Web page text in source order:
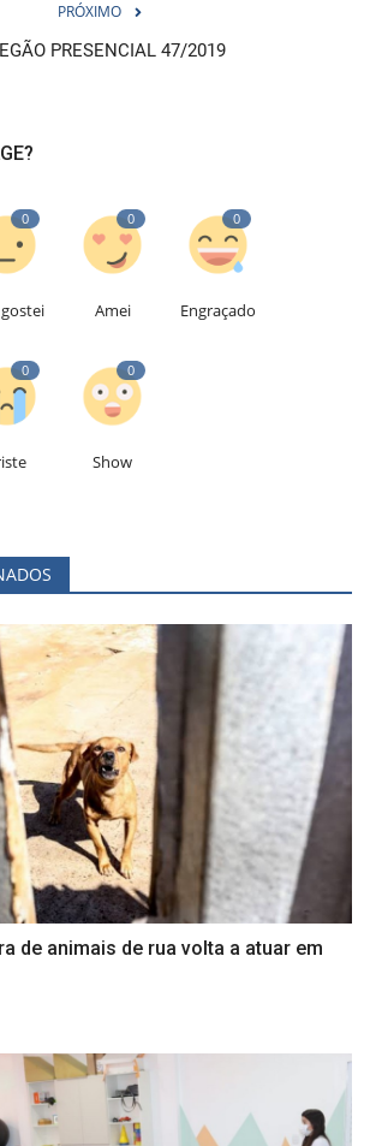
PRÓXIMO
PRESENCIAL 47/2019
0 0
Amei
0
Engraçado
0 0
Show
de animais de rua volta a atuar em